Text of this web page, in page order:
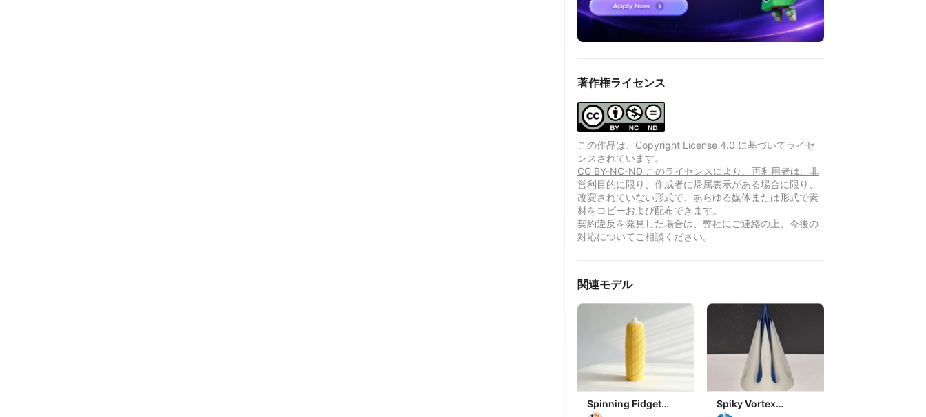
著作権ライセンス
この作品は、Copyright License 4.0 に基づいてライセ
ンスされています。
CC BY-NC-ND このライセンスにより、再利用者は、非
営利目的に限り、作成者に帰属表示がある場合に限り、
改変されていない形式で、あらゆる媒体または形式で素
材をコピーおよび配布できます。
契約違反を発見した場合は、弊社にご連絡の上、今後の
対応についてご相談ください。
関連モデル
Spinning Fidget
Vegetable – Corn
Spiky Vortex
Passthrough